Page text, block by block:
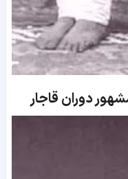
دوران قاجار